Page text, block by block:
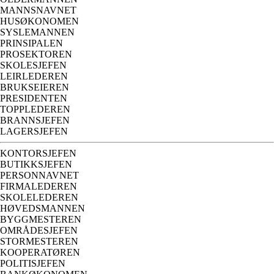
MANNSNAVNET
HUSØKONOMEN
SYSLEMANNEN
PRINSIPALEN
PROSEKTOREN
SKOLESJEFEN
LEIRLEDEREN
BRUKSEIEREN
PRESIDENTEN
TOPPLEDEREN
BRANNSJEFEN
LAGERSJEFEN
KONTORSJEFEN
BUTIKKSJEFEN
PERSONNAVNET
FIRMALEDEREN
SKOLELEDEREN
HØVEDSMANNEN
BYGGMESTEREN
OMRÅDESJEFEN
STORMESTEREN
KOOPERATØREN
POLITISJEFEN